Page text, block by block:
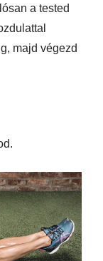
a tested
majd végezd